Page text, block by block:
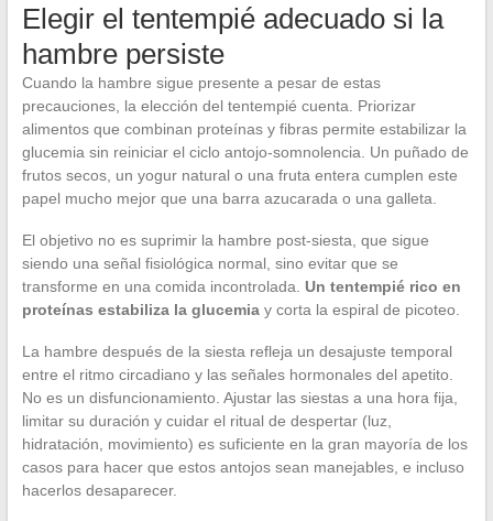
Elegir el tentempié adecuado si la
hambre persiste
Cuando la hambre sigue presente a pesar de estas
precauciones, la elección del tentempié cuenta. Priorizar
alimentos que combinan proteínas y fibras permite estabilizar la
glucemia sin reiniciar el ciclo antojo-somnolencia. Un puñado de
frutos secos, un yogur natural o una fruta entera cumplen este
papel mucho mejor que una barra azucarada o una galleta.
El objetivo no es suprimir la hambre post-siesta, que sigue
siendo una señal fisiológica normal, sino evitar que se
transforme en una comida incontrolada. Un tentempié rico en
proteínas estabiliza la glucemiay corta la espiral de picoteo.
La hambre después de la siesta refleja un desajuste temporal
entre el ritmo circadiano y las señales hormonales del apetito.
No es un disfuncionamiento. Ajustar las siestas a una hora fija,
limitar su duración y cuidar el ritual de despertar (luz,
hidratación, movimiento) es suficiente en la gran mayoría de los
casos para hacer que estos antojos sean manejables, e incluso
hacerlos desaparecer.